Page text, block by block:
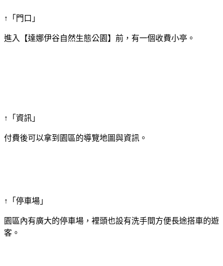
↑「門口」
進入【達娜伊谷自然生態公園】前，有一個收費小亭。
↑「資訊」
付費後可以拿到園區的導覽地圖與資訊。
↑「停車場」
園區內有廣大的停車場，裡頭也設有洗手間方便長途搭車的遊
客。